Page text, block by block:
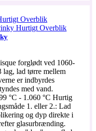
Overblik
Hurtigt Overblik
forglødt ved 1060-
lag, lad tørre mellem
er indbyrdes
med vand.
°C - 1.060 °C Hurtig
1. eller 2.: Lad
og dyp direkte i
glasurbrænding.